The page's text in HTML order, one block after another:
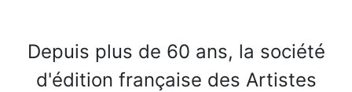
Depuis plus de 60 ans, la société
d'édition française des Artistes